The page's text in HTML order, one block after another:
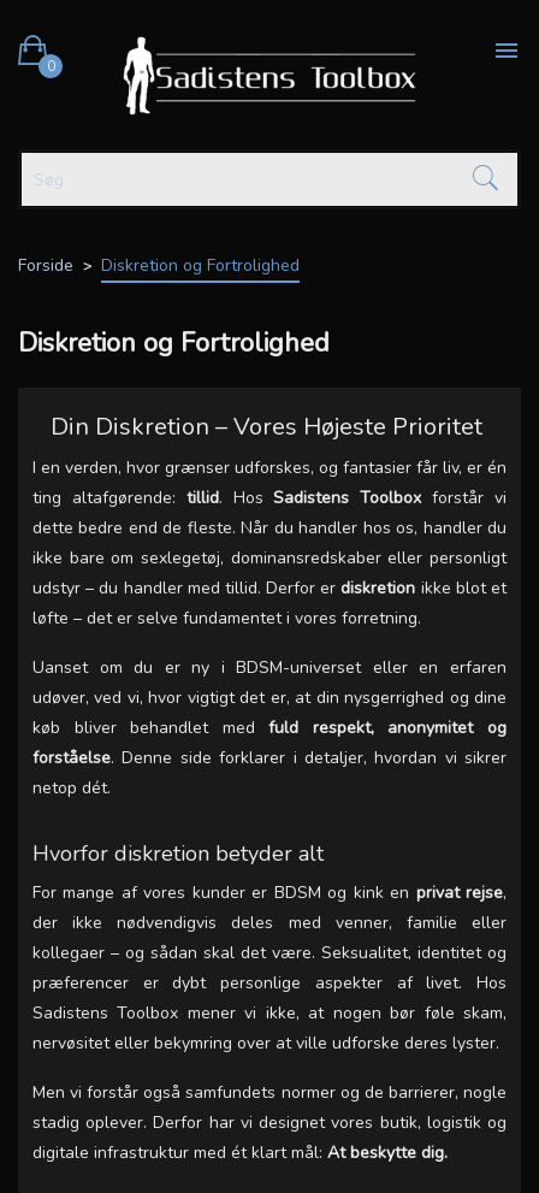
0

Forside Diskretion og Fortrolighed
Diskretion og Fortrolighed
Din Diskretion – Vores Højeste Prioritet
I en verden, hvor grænser udforskes, og fantasier får liv, er én
ting altafgørende: tillid. HosSadistens Toolboxforstår vi
dette bedre end de fleste. Når du handler hos os, handler du
ikke bare om sexlegetøj, dominansredskaber eller personligt
udstyr – du handler med tillid. Derfor erdiskretion ikke blot et
løfte – det er selve fundamentet i vores forretning.
Uanset om du er ny i BDSM-universet eller en erfaren
udøver, ved vi, hvor vigtigt det er, at din nysgerrighed og dine
køb bliver behandlet medfuld respekt, anonymitet og
forståelse. Denne side forklarer i detaljer, hvordan vi sikrer
netop dét.
Hvorfor diskretion betyder alt
For mange af vores kunder er BDSM og kink en privat rejse,
der ikke nødvendigvis deles med venner, familie eller
kollegaer – og sådan skal det være. Seksualitet, identitet og
præferencer er dybt personlige aspekter af livet. Hos
Sadistens Toolbox mener vi ikke, at nogen bør føle skam,
nervøsitet eller bekymring over at ville udforske deres lyster.
Men vi forstår også samfundets normer og de barrierer, nogle
stadig oplever. Derfor har vi designet vores butik, logistik og
digitale infrastruktur med ét klart mål: At beskytte dig.